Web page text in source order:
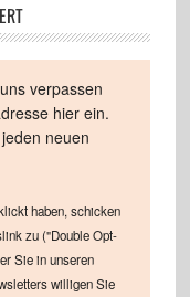
verpassen
hier ein.
neuen
haben, schicken
zu ("Double Opt-
Sie in unseren
willigen Sie